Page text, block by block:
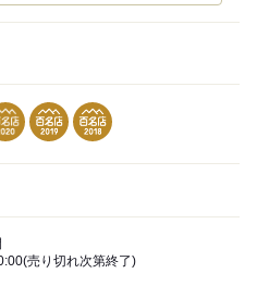
売り切れ次第終了)